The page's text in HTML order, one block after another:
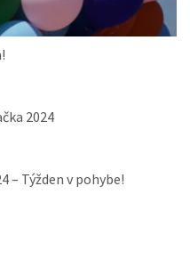
2024
– Týžden v pohybe!